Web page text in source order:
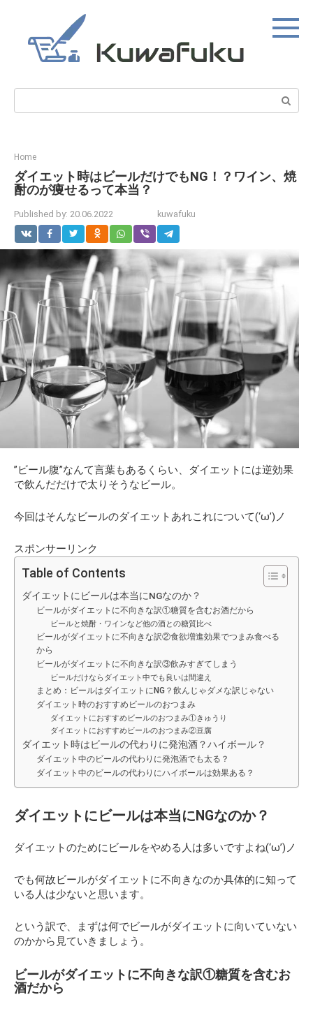
content
Search:
Home
ダイエット時はビールだけでもNG！？ワイン、焼
酎のが痩せるって本当？
Published by: 20.06.2022 kuwafuku
”ビール腹”なんて言葉もあるくらい、ダイエットには逆効果
で飲んだだけで太りそうなビール。
今回はそんなビールのダイエットあれこれについて(‘ω’)ノ
スポンサーリンク
Table of Contents
ダイエットにビールは本当にNGなのか？
ビールがダイエットに不向きな訳①糖質を含むお酒だから
ビールと焼酎・ワインなど他の酒との糖質比べ
ビールがダイエットに不向きな訳②食欲増進効果でつまみ食べる
から
ビールがダイエットに不向きな訳③飲みすぎてしまう
ビールだけならダイエット中でも良いは間違え
まとめ：ビールはダイエットにNG？飲んじゃダメな訳じゃない
ダイエット時のおすすめビールのおつまみ
ダイエットにおすすめビールのおつまみ①きゅうり
ダイエットにおすすめビールのおつまみ②豆腐
ダイエット時はビールの代わりに発泡酒？ハイボール？
ダイエット中のビールの代わりに発泡酒でも太る？
ダイエット中のビールの代わりにハイボールは効果ある？
ダイエットにビールは本当にNGなのか？
ダイエットのためにビールをやめる人は多いですよね(‘ω’)ノ
でも何故ビールがダイエットに不向きなのか具体的に知って
いる人は少ないと思います。
という訳で、まずは何でビールがダイエットに向いていない
のかから見ていきましょう。
ビールがダイエットに不向きな訳①糖質を含むお
酒だから